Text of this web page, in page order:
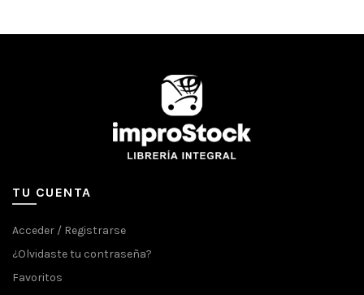
TU CUENTA
Acceder / Registrarse
¿Olvidaste tu contraseña?
Favoritos